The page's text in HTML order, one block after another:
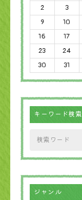
2
3
9
10
16
17
23
24
30
31
キーワード検索
ジャンル